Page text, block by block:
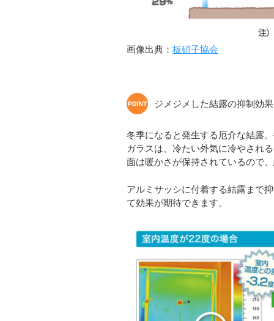
画像出典： 板硝子協会
ジメジメした結露の抑制効果
冬季になると発生する厄介な結露
ガラスは、冷たい外気に冷やされ
面は暖かさが保持されているので
アルミサッシに付着する結露まで
て効果が期待できます。